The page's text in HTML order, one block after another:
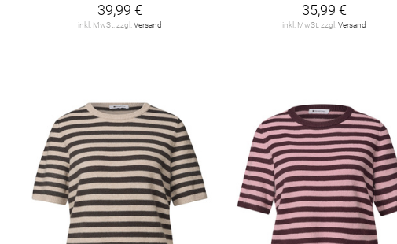
39,99 €
inkl. MwSt. zzgl. Versand
35,99 €
inkl. MwSt. zzgl.Versand